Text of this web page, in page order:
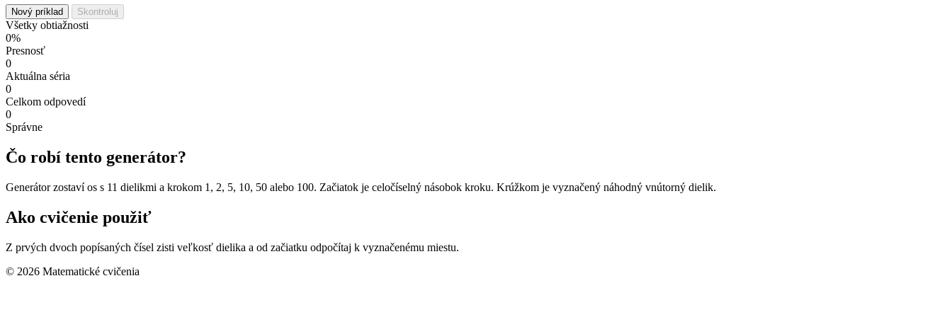
Nový príklad Skontroluj
Všetky obtiažnosti
0%
Presnosť
0
Aktuálna séria
0
Celkom odpovedí
0
Správne
Čo robí tento generátor?
Generátor zostaví os s 11 dielikmi a krokom 1, 2, 5, 10, 50 alebo 100. Začiatok je celočíselný násobok kroku. Krúžkom je vyznačený náhodný vnútorný dielik.
Ako cvičenie použiť
Z prvých dvoch popísaných čísel zisti veľkosť dielika a od začiatku odpočítaj k vyznačenému miestu.
© 2026 Matematické cvičenia